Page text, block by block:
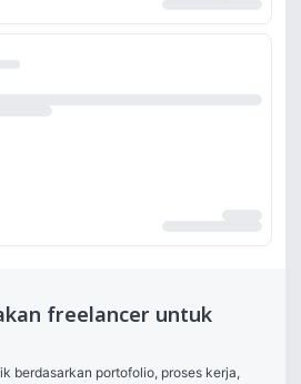
freelancer untuk
berdasarkan portofolio, proses kerja,